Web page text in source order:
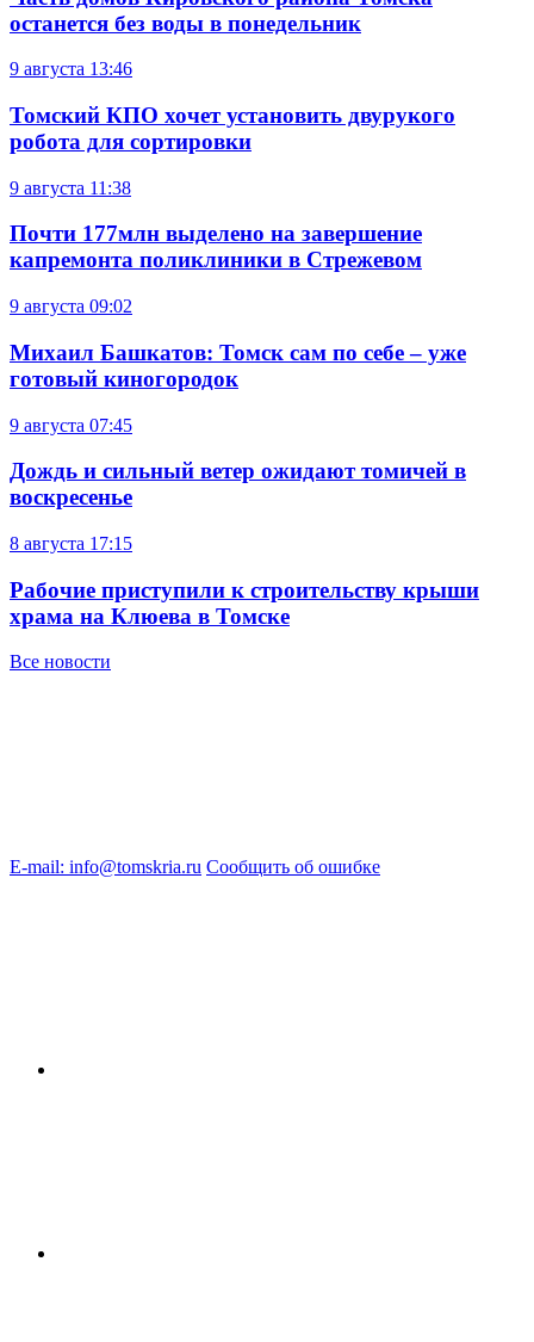
останется без воды в понедельник
9 августа 13:46
Томский КПО хочет установить двурукого
робота для сортировки
9 августа 11:38
Почти 177млн выделено на завершение
капремонта поликлиники в Стрежевом
9 августа 09:02
Михаил Башкатов: Томск сам по себе – уже
готовый киногородок
9 августа 07:45
Дождь и сильный ветер ожидают томичей в
воскресенье
8 августа 17:15
Рабочие приступили к строительству крыши
храма на Клюева в Томске
Все новости
E-mail: info@tomskria.ru Сообщить об ошибке